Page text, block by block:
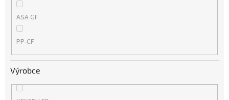
ASA GF
PP-CF
Výrobce